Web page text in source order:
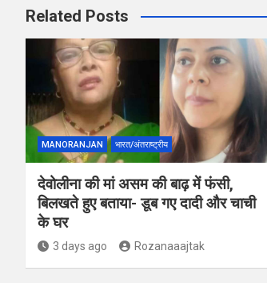
Related Posts
MANORANJAN भारत/अंतराष्ट्रीय
देवोलीना की मां असम की बाढ़ में फंसी,
बिलखते हुए बताया- डूब गए दादी और चाची
के घर
3 days ago Rozanaaajtak